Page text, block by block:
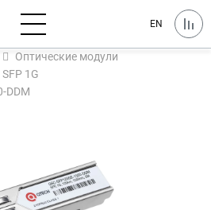
EN
Оптические модули
1G
DDM